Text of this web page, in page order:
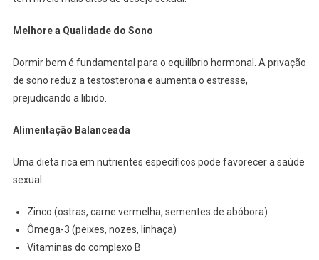
Melhore a Qualidade do Sono
Dormir bem é fundamental para o equilíbrio hormonal. A privação
de sono reduz a testosterona e aumenta o estresse,
prejudicando a libido.
Alimentação Balanceada
Uma dieta rica em nutrientes específicos pode favorecer a saúde
sexual:
Zinco (ostras, carne vermelha, sementes de abóbora)
Ômega-3 (peixes, nozes, linhaça)
Vitaminas do complexo B